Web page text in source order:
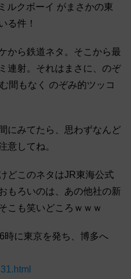
ルクボーイ がまさかの東
る件！
から鉄道ネタ。そこから最
連射。それはまさに、のぞ
間もなく のぞみ的ツッコ
にみてたら、思わずなんど
意してね。
どこのネタはJR東海公式
もろいのは、あの他社の新
こも笑いどころｗｗｗ
時に東京を発ち、博多へ